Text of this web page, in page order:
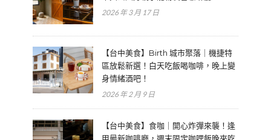
2026 年 3 月 17 日
【台中美食】Birth 城市聚落｜機捷特
區放鬆新選！白天吃飯喝咖啡，晚上變
身情緒酒吧！
2026 年 2 月 9 日
【台中美食】食咖｜開心炸彈來襲！逢
甲最新咖啡廳，週末限定咖哩飯晚來吃